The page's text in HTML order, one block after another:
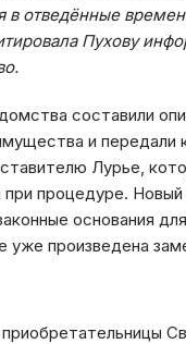
в отведённые
Пухову
составили
и передали
Лурье,
при процедуре.
основания
уже произведена